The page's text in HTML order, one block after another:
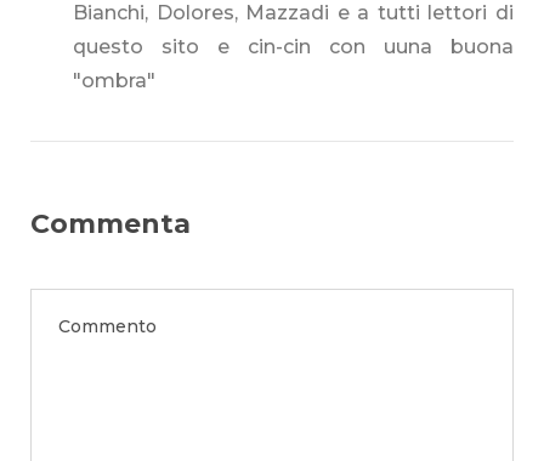
Bianchi, Dolores, Mazzadi e a tutti lettori di
questo sito e cin-cin con uuna buona
"ombra"
Commenta